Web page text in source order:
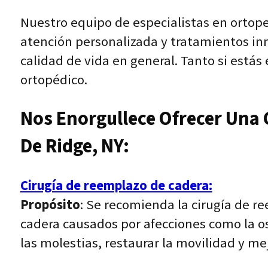
Nuestro equipo de especialistas en
atención personalizada y tratamientos
calidad de vida en general. Tanto si
ortopédico.
Nos Enorgullece Ofrecer
De Ridge, NY:
Cirugía de reemplazo de cadera:
Propósito: Se recomienda la cirugía de
cadera causados por afecciones como
las molestias, restaurar la movilidad y